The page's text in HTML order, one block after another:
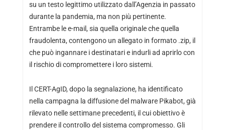
su un testo legittimo utilizzato dall’Agenzia in passato
durante la pandemia, ma non più pertinente.
Entrambe le e-mail, sia quella originale che quella
fraudolenta, contengono un allegato in formato .zip, il
che può ingannare i destinatari e indurli ad aprirlo con
il rischio di compromettere i loro sistemi.
Il CERT-AgID, dopo la segnalazione, ha identificato
nella campagna la diffusione del malware Pikabot, già
rilevato nelle settimane precedenti, il cui obiettivo è
prendere il controllo del sistema compromesso. Gli